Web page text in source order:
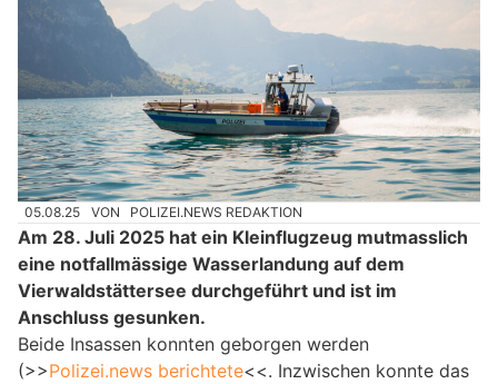
05.08.25 VON POLIZEI.NEWS REDAKTION
Am 28. Juli 2025 hat ein Kleinflugzeug mutmasslich
eine notfallmässige Wasserlandung auf dem
Vierwaldstättersee durchgeführt und ist im
Anschluss gesunken.
Beide Insassen konnten geborgen werden
(>>Polizei.news berichtete<<. Inzwischen konnte das